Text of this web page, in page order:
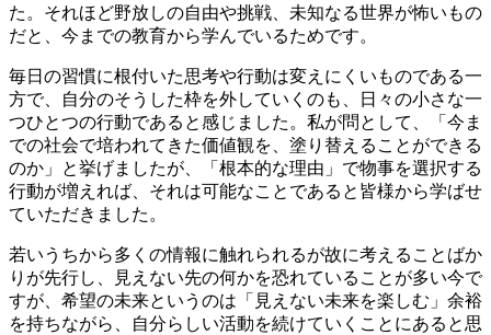
た。それほど野放しの自由や挑戦、未知なる世界が怖いもの
だと、今までの教育から学んでいるためです。
毎日の習慣に根付いた思考や行動は変えにくいものである一
方で、自分のそうした枠を外していくのも、日々の小さな一
つひとつの行動であると感じました。私が問として、「今ま
での社会で培われてきた価値観を、塗り替えることができる
のか」と挙げましたが、「根本的な理由」で物事を選択する
行動が増えれば、それは可能なことであると皆様から学ばせ
ていただきました。
若いうちから多くの情報に触れられるが故に考えることばか
りが先行し、見えない先の何かを恐れていることが多い今で
すが、希望の未来というのは「見えない未来を楽しむ」余裕
を持ちながら、自分らしい活動を続けていくことにあると思